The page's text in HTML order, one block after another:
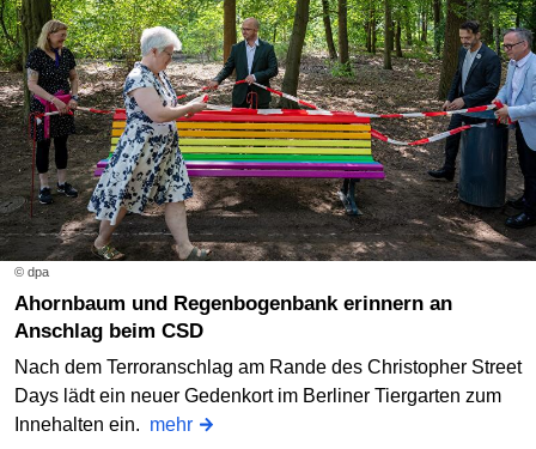
© dpa
Ahornbaum und Regenbogenbank erinnern an
Anschlag beim CSD
Nach dem Terroranschlag am Rande des Christopher Street
Days lädt ein neuer Gedenkort im Berliner Tiergarten zum
Innehalten ein. mehr